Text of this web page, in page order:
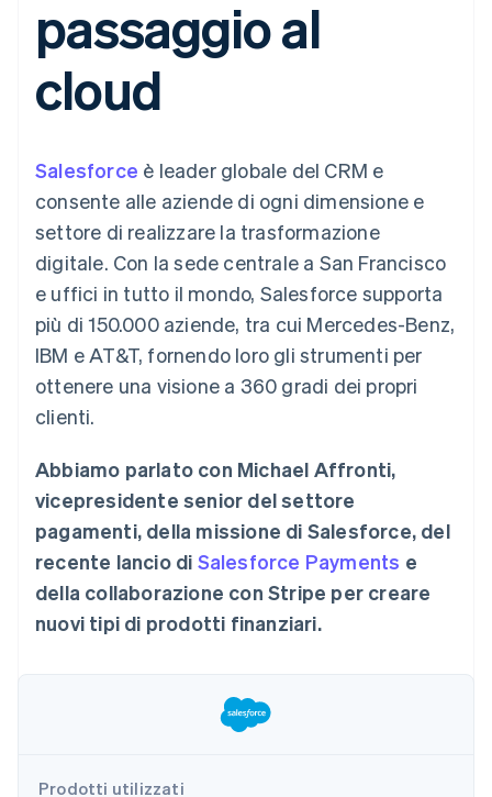
flessibile
Metodi di
pagamento
Terminal
Pagamenti di
Boost
ottimizzata
Link
accelerato
Financial
Conti finanziari
collegati
della contabilità
Stripe Sigma
Product roadmap
Scopri cosa ti aspetta
Prevenzione delle frodi
Atlas
Costituzione di start-up
Climate
Identity
Verifica online dell'identità
Gestione del denaro
Piattaforme
SaaS
Aziende di IA
Creator economy
Gaming
tempo libero
Assicurazione
intrattenimento
Organizzazioni non
profit
Servizi professionali
Partner
Stripe App Marketplace
Gestire gli
abbonamenti
Offrire addebiti in base
all'utilizzo
garantite da stablecoin
gestisci i servizi con gli
agenti
Risorse
Integrazioni app
Esempi di codice
Blog per sviluppatori
Stato dell'API
Roadmap del prodotto
Conferenza annuale
Sessions
Sala stampa
Recapiti
Contattaci
Diventa nostro partner
passaggio al
cloud
Salesforce è leader globale del CRM e
consente alle aziende di ogni dimensione e
settore di realizzare la trasformazione
digitale. Con la sede centrale a San Francisco
e uffici in tutto il mondo, Salesforce supporta
più di 150.000 aziende, tra cui Mercedes-Benz,
IBM e AT&T, fornendo loro gli strumenti per
ottenere una visione a 360 gradi dei propri
clienti.
Abbiamo parlato con Michael Affronti,
vicepresidente senior del settore
pagamenti, della missione di Salesforce, del
recente lancio di Salesforce Payments e
della collaborazione con Stripe per creare
nuovi tipi di prodotti finanziari.
Prodotti utilizzati